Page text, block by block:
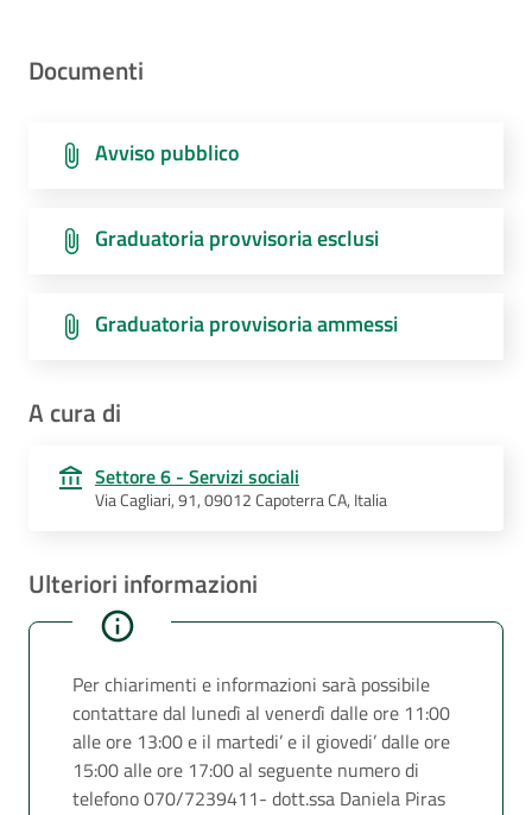
Documenti
Avviso pubblico
Graduatoria provvisoria esclusi
Graduatoria provvisoria ammessi
A cura di
Settore 6 - Servizi sociali
Via Cagliari, 91, 09012 Capoterra CA, Italia
Ulteriori informazioni
Per chiarimenti e informazioni sarà possibile
contattare dal lunedì al venerdì dalle ore 11:00
alle ore 13:00 e il martedi’ e il giovedi’ dalle ore
15:00 alle ore 17:00 al seguente numero di
telefono 070/7239411- dott.ssa Daniela Piras